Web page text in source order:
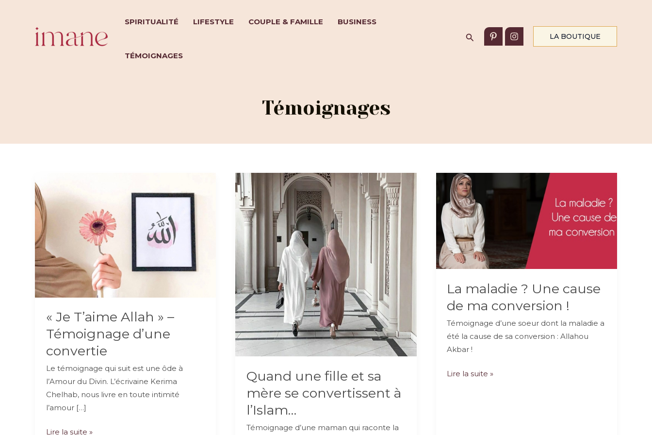
SPIRITUALITÉ LIFESTYLE COUPLE & FAMILLE BUSINESS
TÉMOIGNAGES
Rechercher LA BOUTIQUE
Témoignages
« Je T’aime Allah » –
Témoignage d’une
convertie
Le témoignage qui suit est une ôde à
l’Amour du Divin. L’écrivaine Kerima
Chelhab, nous livre en toute intimité
l’amour […]
« Je
Lire la suite »
Quand une fille et sa
mère se convertissent à
l’Islam…
Témoignage d’une maman qui raconte la
La maladie ? Une cause
de ma conversion !
Témoignage d’une soeur dont la maladie a
été la cause de sa conversion : Allahou
Akbar !
La
Lire la suite »